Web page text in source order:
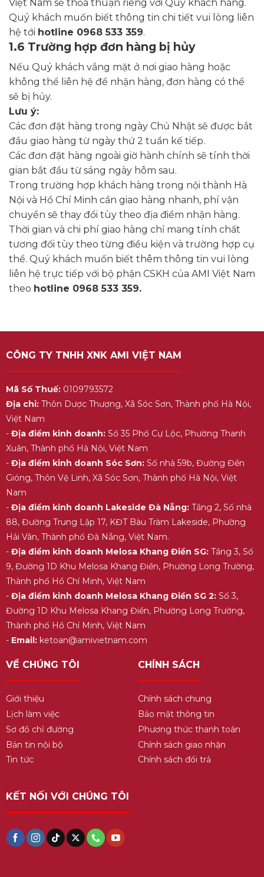
Việt Nam sẽ thỏa thuận riêng với Quý khách hàng.
Quý khách muốn biết thông tin chi tiết vui lòng liên
hệ tới hotline 0968 533 359.
1.6 Trường hợp đơn hàng bị hủy
Nếu Quý khách vắng mặt ở nơi giao hàng hoặc
không thể liên hệ để nhận hàng, đơn hàng có thể
sẽ bị hủy.
Lưu ý:
Các đơn đặt hàng trong ngày Chủ Nhật sẽ được bắt
đầu giao hàng từ ngày thứ 2 tuần kế tiếp.
Các đơn đặt hàng ngoài giờ hành chính sẽ tính thời
gian bắt đầu từ sáng ngày hôm sau.
Trong trường hợp khách hàng trong nội thành Hà
Nội và Hồ Chí Minh cần giao hàng nhanh, phí vận
chuyển sẽ thay đổi tùy theo địa điểm nhận hàng.
Thời gian và chi phí giao hàng chỉ mang tính chất
tương đối tùy theo từng điều kiện và trường hợp cụ
thể. Quý khách muốn biết thêm thông tin vui lòng
liên hệ trực tiếp với bộ phận CSKH của AMI Việt Nam
theo hotline 0968 533 359.
CÔNG TY TNHH XNK AMI VIỆT NAM
Mã Số Thuế:0109793572
Địa chỉ:Thôn Dược Thượng, Xã Sóc Sơn, Thành phố Hà Nội,
Việt Nam
- Địa điểm kinh doanh:Số 35 Phố Cự Lộc, Phường Thanh
Xuân, Thành phố Hà Nội, Việt Nam
- Địa điểm kinh doanh Sóc Sơn:Số nhà 59b, Đường Đền
Gióng, Thôn Vệ Linh, Xã Sóc Sơn, Thành phố Hà Nội, Việt
Nam
- Địa điểm kinh doanh Lakeside Đà Nẵng:Tầng 2, Số nhà
88, Đường Trung Lập 17, KĐT Bàu Tràm Lakeside, Phường
Hải Vân, Thành phố Đà Nẵng, Việt Nam.
- Địa điểm kinh doanh Melosa Khang Điền SG:Tầng 3, Số
9, Đường 1D Khu Melosa Khang Điền, Phường Long Trường,
Thành phố Hồ Chí Minh, Việt Nam
- Địa điểm kinh doanh Melosa Khang Điền SG 2:Số 3,
Đường 1D Khu Melosa Khang Điền, Phường Long Trường,
Thành phố Hồ Chí Minh, Việt Nam
- Email:ketoan@amivietnam.com
VỀ CHÚNG TÔI
Giới thiệu
Lịch làm việc
Sơ đồ chỉ đường
Bản tin nội bộ
Tin tức
CHÍNH SÁCH
Chính sách chung
Bảo mật thông tin
Phương thức thanh toán
Chính sách giao nhận
Chính sách đổi trả
KẾT NỐI VỚI CHÚNG TÔI